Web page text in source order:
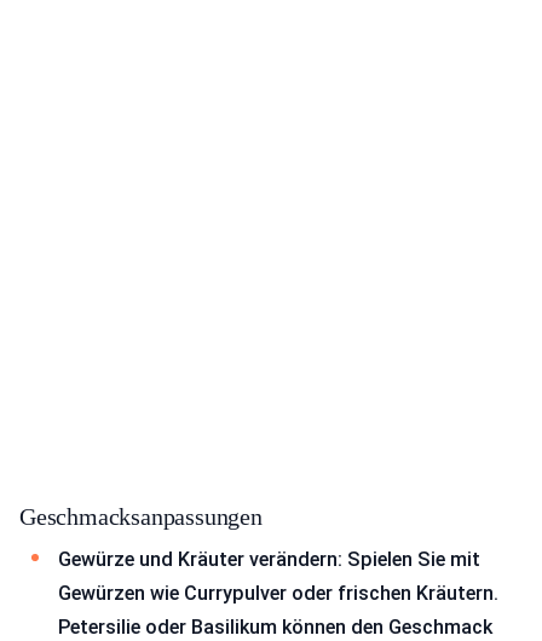
Geschmacksanpassungen
Gewürze und Kräuter verändern: Spielen Sie mit
Gewürzen wie Currypulver oder frischen Kräutern.
Petersilie oder Basilikum können den Geschmack